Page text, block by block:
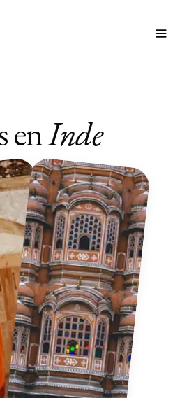
enInde